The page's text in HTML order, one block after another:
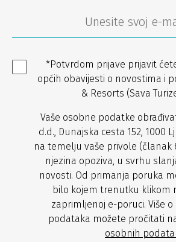
*Potvrdom prijave prijavit
općih obavijesti o novostima i
& Resorts (Sava
Vaše osobne podatke
d.d., Dunajska cesta 152, 1000
na temelju vaše privole (članak
njezina opoziva, u svrhu
novosti. Od primanja poruka
bilo kojem trenutku klikom
zaprimljenoj e-poruci. Više
podataka možete pročitati
osobnih